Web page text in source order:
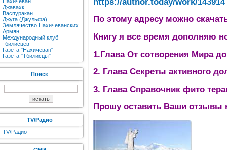
Джавахк
Васпуракан
Джуга (Джульфа)
Землячество Нахичеванских
Армян
Международный клуб
тбилисцев
Газета "Нахичеван"
Газета "Тбилисцы"
Поиск
TV/Радио
TV/Радио
По этому адресу можно
Книгу я все время дополняю
1.Глава От сотворения Мира
2. Глава Секреты активного
3. Глава Справочник фито
Прошу оставить Ваши отзывы